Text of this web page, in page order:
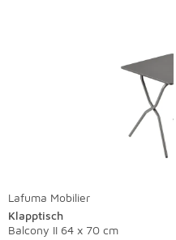
Lafuma Mobilier
Klapptisch
Balcony II 64 x 70 cm